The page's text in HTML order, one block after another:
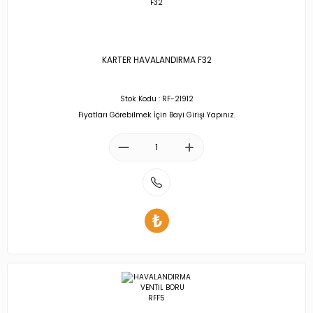
KARTER HAVALANDIRMA F32
Stok Kodu : RF-21912
Fiyatları Görebilmek İçin Bayi Girişi Yapınız.